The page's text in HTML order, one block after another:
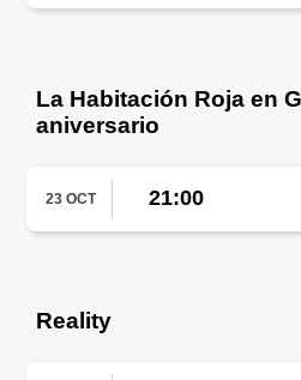
La Habitación Roja en
aniversario
23 OCT 21:00
Reality